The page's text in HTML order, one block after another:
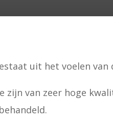
uit het voelen
zijn van zeer hoge